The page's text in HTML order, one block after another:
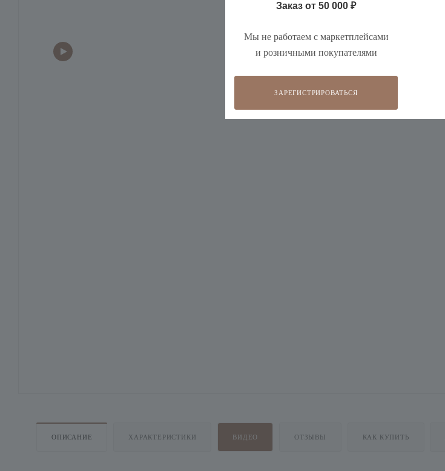
ОПИСАНИЕ ХАРАКТЕРИСТИКИ ВИДЕО ОТЗЫВЫ КАК КУПИТЬ
Заказ от 50 000 ₽
Мы неработаем с маркетплейсами
и розничными покупателями
ЗАРЕГИСТРИРОВАТЬСЯ